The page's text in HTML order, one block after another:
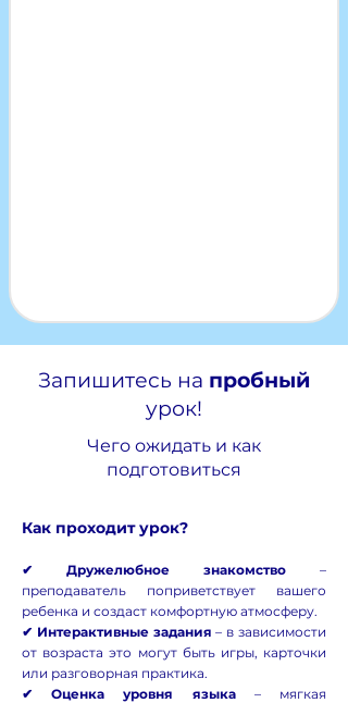
Запишитесь на пробный
урок!
Чего ожидать и как
подготовиться
Как проходит урок?
✔ Дружелюбное знакомство –
преподаватель поприветствует вашего
ребенка и создаст комфортную атмосферу.
✔ Интерактивные задания– в зависимости
от возраста это могут быть игры, карточки
или разговорная практика.
✔ Оценка уровня языка – мягкая